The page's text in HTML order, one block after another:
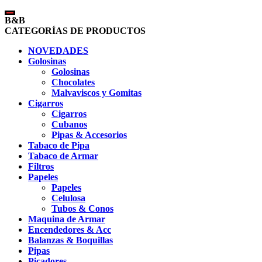
B&B
CATEGORÍAS DE PRODUCTOS
NOVEDADES
Golosinas
Golosinas
Chocolates
Malvaviscos y Gomitas
Cigarros
Cigarros
Cubanos
Pipas & Accesorios
Tabaco de Pipa
Tabaco de Armar
Filtros
Papeles
Papeles
Celulosa
Tubos & Conos
Maquina de Armar
Encendedores & Acc
Balanzas & Boquillas
Pipas